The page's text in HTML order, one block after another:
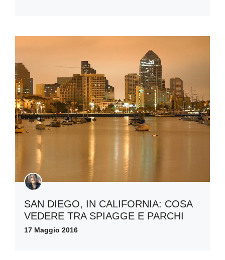
SAN DIEGO, IN CALIFORNIA: COSA
VEDERE TRA SPIAGGE E PARCHI
17 Maggio 2016